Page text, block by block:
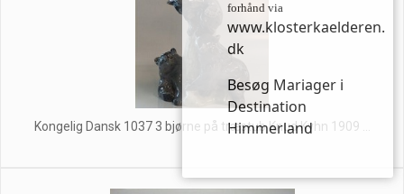
Kongelig Dansk 1037 3 bjørne på træstub Knud Kyhn 1909 ...
forhånd via
www.klosterkaelderen.
dk
Besøg Mariager i
Destination
Himmerland